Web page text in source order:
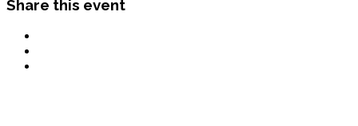
Share this event